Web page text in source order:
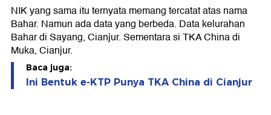
NIK yang sama itu ternyata memang tercatat atas nama
Bahar. Namun ada data yang berbeda. Data kelurahan
Bahar di Sayang, Cianjur. Sementara si TKA China di
Muka, Cianjur.
Baca juga:
Ini Bentuk e-KTP Punya TKA China di Cianjur